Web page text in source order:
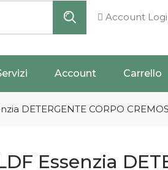
Account
Account Carrello
DETERGENTE CORPO
Essenzia